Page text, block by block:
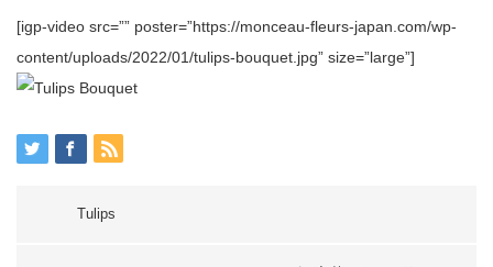
[igp-video src=”” poster=”https://monceau-fleurs-japan.com/wp-
content/uploads/2022/01/tulips-bouquet.jpg” size=”large”]
Tulips